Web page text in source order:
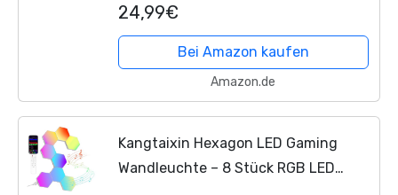
Helligkeitsanpassungen
Nachthelligkeitsmodus
Schlummermodus...
24,99€
Bei Amazon kaufen
Amazon.de
Kangtaixin Hexagon LED Gaming
Wandleuchte – 8 Stück RGB LED